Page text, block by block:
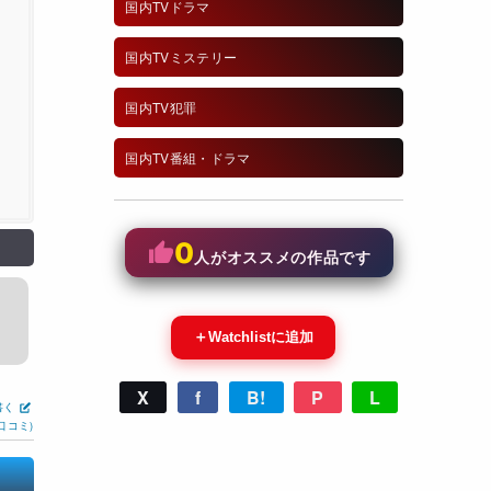
コミ)
国内TVドラマ
国内TVミステリー
国内TV犯罪
国内TV番組・ドラマ
0人がオススメの作品です
＋Watchlistに追加
X f B! P L